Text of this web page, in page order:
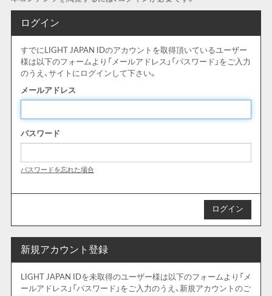
ログイン
すでにLIGHT JAPAN IDのアカウントを取得頂いているユーザー
様は以下のフォームより「メールアドレス」「パスワード」をご入力
のうえ、サイトにログインして下さい。
メールアドレス
パスワード
パスワードを忘れた場合
新規アカウント登録
LIGHT JAPAN IDを未取得のユーザー様は以下のフォームより「メ
ールアドレス」「パスワード」をご入力のうえ、新規アカウントのご